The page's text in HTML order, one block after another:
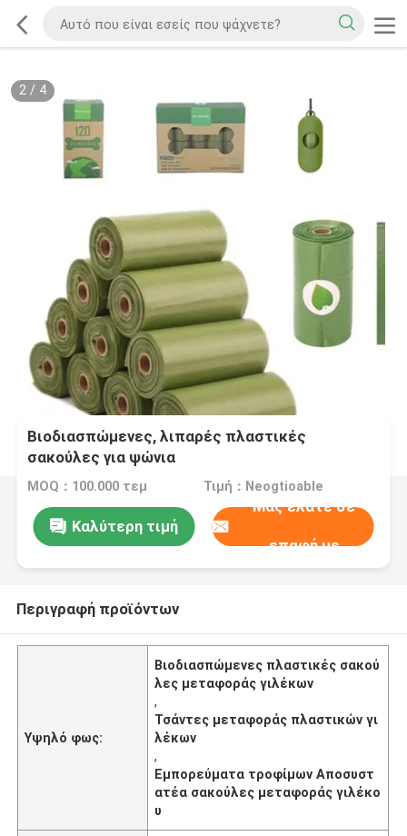
2/ 4
Βιοδιασπώμενες, λιπαρές πλαστικές
σακούλες για ψώνια
MOQ：100.000 τεμ Τιμή：Neogtioable
Καλύτερη τιμή
Μας ελάτε σε
επαφή με
Περιγραφή προϊόντων
Υψηλό φως:
Βιοδιασπώμενες πλαστικές σακού
λες μεταφοράς γιλέκων
,
Τσάντες μεταφοράς πλαστικών γι
λέκων
,
Εμπορεύματα τροφίμων Αποσυστ
ατέα σακούλες μεταφοράς γιλέκο
υ